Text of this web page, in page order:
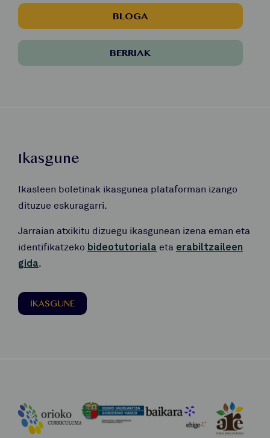
BLOGA
BERRIAK
Ikasgune
Ikasleen boletinak ikasgunea plataforman izango
dituzue eskuragarri.
Jarraian atxikitu dizuegu ikasgunean izena eman eta
identifikatzeko bideotutoriala eta erabiltzaileen
gida.
IKASGUNE